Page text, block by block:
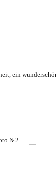
ein